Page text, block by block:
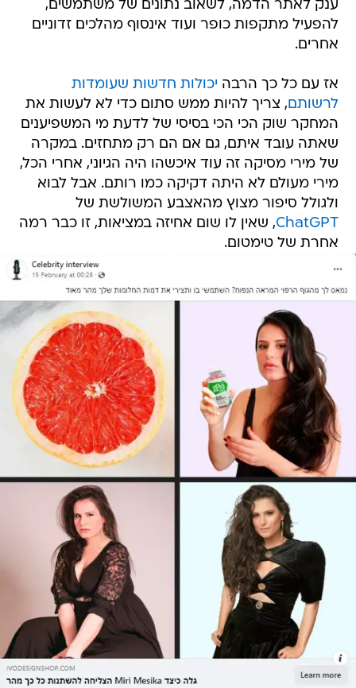
ענק לאתר הדמה, לשאוב נתונים של משתמשים,
להפעיל מתקפות כופר ועוד אינסוף מהלכים זדוניים
אחרים.
אז עם כל כך הרבה יכולות חדשות שעומדות
לרשותם, צריך להיות ממש סתום כדי לא לעשות את
המחקר שוק הכי הכי בסיסי של לדעת מי המשפיענים
שאתה עובד איתם, גם אם הם רק מתחזים. במקרה
של מירי מסיקה זה עוד איכשהו היה הגיוני, אחרי הכל,
מירי מעולם לא היתה דקיקה כמו רותם. אבל לבוא
ולגולל סיפור מצוץ מהאצבע המשולשת של
ChatGPT, שאין לו שום אחיזה במציאות, זו כבר רמה
אחרת של טימטום.